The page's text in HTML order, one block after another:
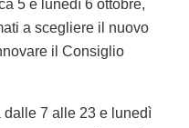
5 e lunedì 6 ottobre,
a scegliere il nuovo
il Consiglio
dalle 7 alle 23 e lunedì